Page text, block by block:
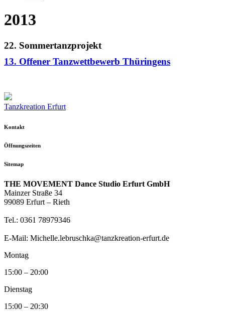
2013
22. Sommertanzprojekt
13. Offener Tanzwettbewerb Thüringens
Tanzkreation Erfurt
Kontakt
Öffnungszeiten
Sitemap
THE MOVEMENT Dance Studio Erfurt GmbH
Mainzer Straße 34
99089 Erfurt – Rieth
Tel.: 0361 78979346
E-Mail: Michelle.lebruschka@tanzkreation-erfurt.de
Montag
15:00 – 20:00
Dienstag
15:00 – 20:30